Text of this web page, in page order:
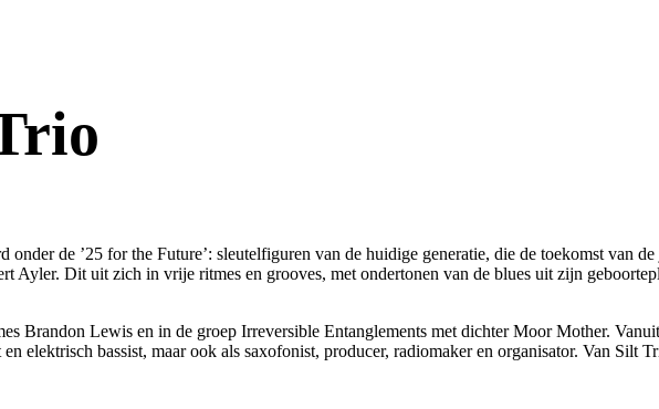
de ’25 for the Future’: sleutelfiguren van de huidige generatie, die de toekomst van
Ayler. Dit uit zich in vrije ritmes en grooves, met ondertonen van de blues uit zijn
Brandon Lewis en in de groep Irreversible Entanglements met dichter Moor Mother.
elektrisch bassist, maar ook als saxofonist, producer, radiomaker en organisator. Van Silt